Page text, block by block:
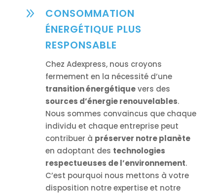
9
CONSOMMATION
ÉNERGÉTIQUE PLUS
RESPONSABLE
Chez Adexpress, nous croyons
fermement en la nécessité d’une
transition énergétiquevers des
sources d’énergie renouvelables.
Nous sommes convaincus que chaque
individu et chaque entreprise peut
contribuer à préserver notre planète
en adoptant des technologies
respectueuses de l’environnement.
C’est pourquoi nous mettons à votre
disposition notre expertise et notre